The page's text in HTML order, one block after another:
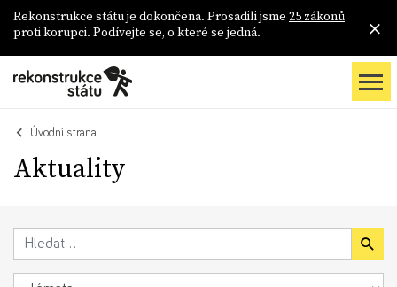
Rekonstrukce státu je dokončena. Prosadili jsme 25 zákonů
proti korupci. Podívejte se, o které se jedná.
Úvodní strana
Aktuality